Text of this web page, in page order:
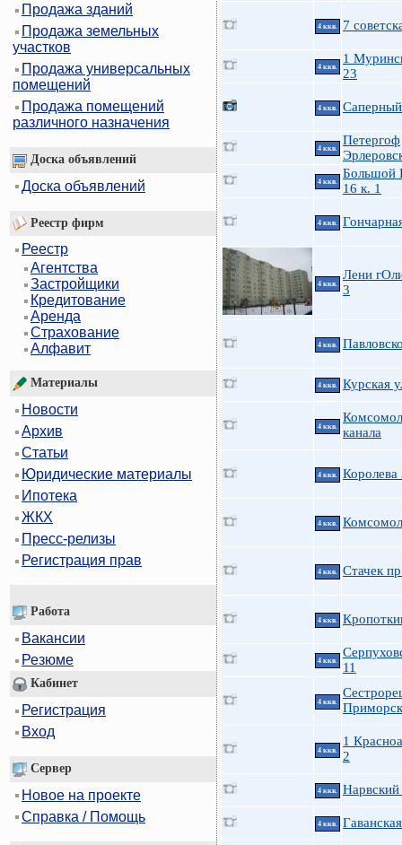
Продажа зданий
Продажа земельных
участков
Продажа универсальных
помещений
Продажа помещений
различного назначения
Доска объявлений
Доска объявлений
Реестр фирм
Реестр
Агентства
Застройщики
Кредитование
Аренда
Страхование
Алфавит
Материалы
Новости
Архив
Статьи
Юридические материалы
Ипотека
ЖКХ
Пресс-релизы
Регистрация прав
Работа
Вакансии
Резюме
Кабинет
Регистрация
Вход
Сервер
Новое на проекте
Справка / Помощь
4 ккв. 7
4 ккв.
1
23
4 ккв.
4 ккв.
Петергоф
4 ккв.
Большой
16 к. 1
4 ккв.
4 ккв.
Лени
3
4 ккв.
4 ккв. Курская
4 ккв.
канала
4 ккв. Королева
4 ккв.
4 ккв. Стачек
4 ккв.
4 ккв.
11
4 ккв.
4 ккв.
1
2
4 ккв.
4 ккв.